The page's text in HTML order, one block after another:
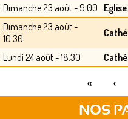
Dimanche 23 août - 9:00
Dimanche 23 août -
10:30
Lundi 24 août - 18:30
« ‹
NOS